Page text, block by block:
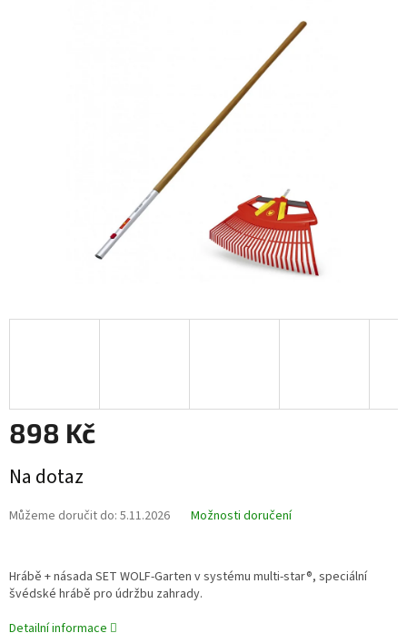
898 Kč
cena:
Na dotaz
Můžeme doručit do: 5.11.2026 Možnosti doručení
Hrábě + násada SET WOLF-Garten v systému multi-star®, speciální
švédské hrábě pro údržbu zahrady.
Detailní informace